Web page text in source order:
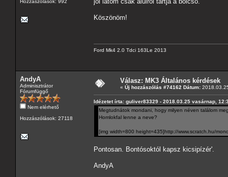
Hozzászólások: 992
Köszönöm!
Ford Mk4 2.0 Tdci 163Le 2013
AndyA
Adminisztrátor
Fórumfüggő
Nem elérhető
Hozzászólások: 27118
Válasz: MK3 Általános kérdések
« Új hozzászólás #74162 Dátum:
Idézetet írta: guliver83329 - 2018.03.25 vasárnap,
Megtudnátok mondani, hogy milyen néven találom
Homlokfal lenne a neve?
[img width=800 height=435]http://www.scratch.hu/
Pontosan. Bontósoktól kapsz kicsipízér'.
AndyA